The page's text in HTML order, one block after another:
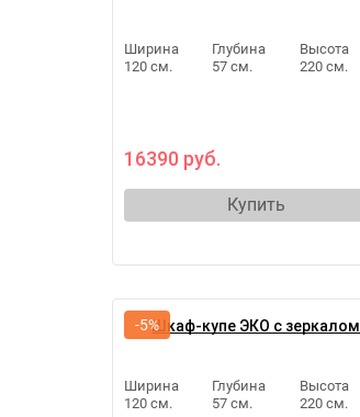
Ширина
120 см.
Глубина
57 см.
Высота
220 см.
16390 руб.
Купить
Шкаф-купе ЭКО с зеркалом
Ширина
120 см.
Глубина
57 см.
Высота
220 см.
-5%